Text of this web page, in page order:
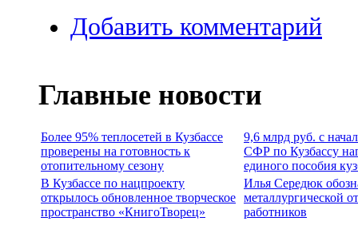
Добавить комментарий
Главные новости
Более 95% теплосетей в Кузбассе
проверены на готовность к
отопительному сезону
9,6 млрд руб. с
СФР по Кузбассу
единого пособия
В Кузбассе по нацпроекту
открылось обновленное творческое
пространство «КнигоТворец»
Илья Середюк
металлургической
работников